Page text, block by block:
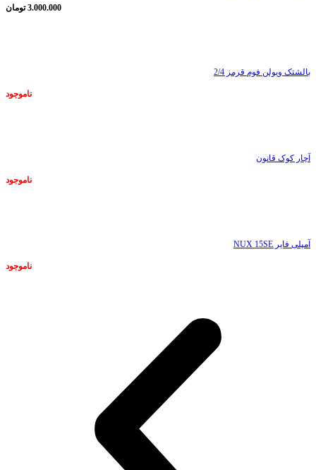
3.000.000 تومان
بالشتک ویولن فوم قرمز 2/4
ناموجود
آچار کوک قانون
ناموجود
آمپلی فایر NUX 15SE
ناموجود